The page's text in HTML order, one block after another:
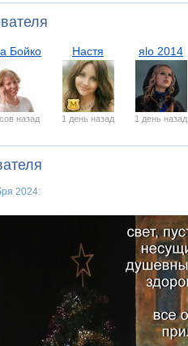
Бойко
назад
Настя
1 день назад
яlo 2014
1 день назад
2024: